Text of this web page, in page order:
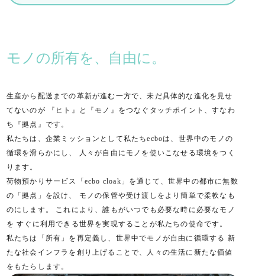
モノの所有を、自由に。
生産から配送までの革新が進む一方で、未だ具体的な進化を見せ
てないのが 『ヒト』と『モノ』をつなぐタッチポイント、すなわ
ち『拠点』です。
私たちは、企業ミッションとして私たちecboは、世界中のモノの
循環を滑らかにし、 人々が自由にモノを使いこなせる環境をつく
ります。
荷物預かりサービス「ecbo cloak」を通じて、世界中の都市に無数
の「拠点」を設け、 モノの保管や受け渡しをより簡単で柔軟なも
のにします。 これにより、誰もがいつでも必要な時に必要なモノ
を すぐに利用できる世界を実現することが私たちの使命です。
私たちは「所有」を再定義し、世界中でモノが自由に循環する 新
たな社会インフラを創り上げることで、人々の生活に新たな価値
をもたらします。